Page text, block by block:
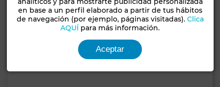
en base a un perfil elaborado a partir de tus hábitos
de navegación (por ejemplo, páginas visitadas). Clica
AQUÍ para más información.
Aceptar